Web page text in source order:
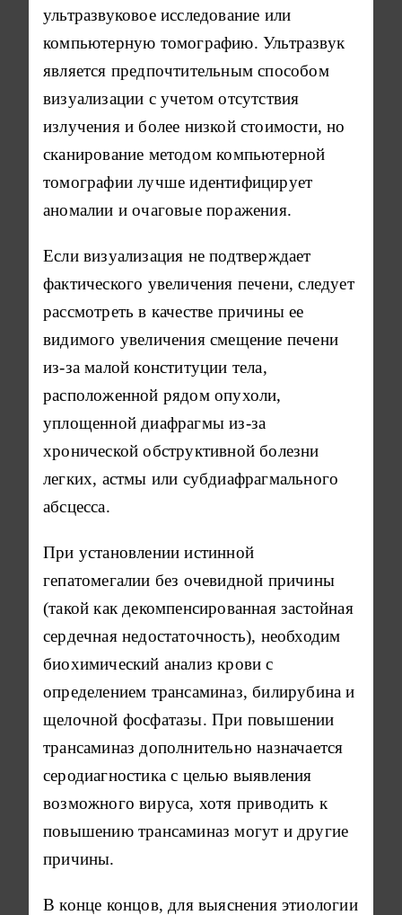
ультразвуковое исследование или
компьютерную томографию. Ультразвук
является предпочтительным способом
визуализации с учетом отсутствия
излучения и более низкой стоимости, но
сканирование методом компьютерной
томографии лучше идентифицирует
аномалии и очаговые поражения.
Если визуализация не подтверждает
фактического увеличения печени, следует
рассмотреть в качестве причины ее
видимого увеличения смещение печени
из-за малой конституции тела,
расположенной рядом опухоли,
уплощенной диафрагмы из-за
хронической обструктивной болезни
легких, астмы или субдиафрагмального
абсцесса.
При установлении истинной
гепатомегалии без очевидной причины
(такой как декомпенсированная застойная
сердечная недостаточность), необходим
биохимический анализ крови с
определением трансаминаз, билирубина и
щелочной фосфатазы. При повышении
трансаминаз дополнительно назначается
серодиагностика с целью выявления
возможного вируса, хотя приводить к
повышению трансаминаз могут и другие
причины.
В конце концов, для выяснения этиологии